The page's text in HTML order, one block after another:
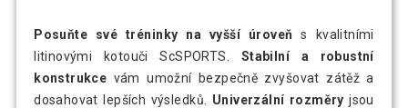
Posuňte své tréninky na vyšší úroveň s kvalitními
litinovými kotouči ScSPORTS. Stabilní a robustní
konstrukce vám umožní bezpečně zvyšovat zátěž a
dosahovat lepších výsledků. Univerzální rozměry jsou